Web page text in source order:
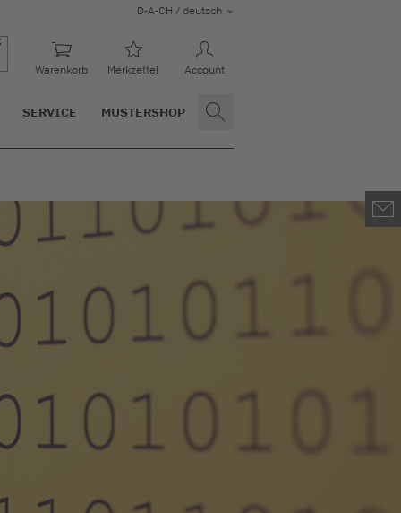
D-A-CH / deutsch
Warenkorb Merkzettel Account
SERVICE MUSTERSHOP